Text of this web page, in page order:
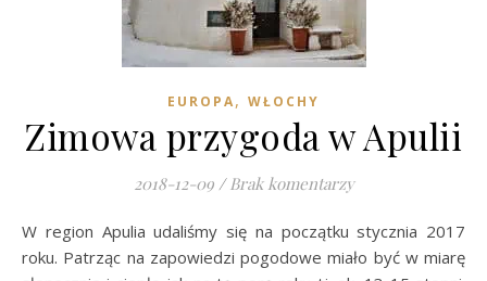
EUROPA, WŁOCHY
Zimowa przygoda w Apulii
2018-12-09 / Brak komentarzy
W region Apulia udaliśmy się na początku stycznia 2017
roku. Patrząc na zapowiedzi pogodowe miało być w miarę